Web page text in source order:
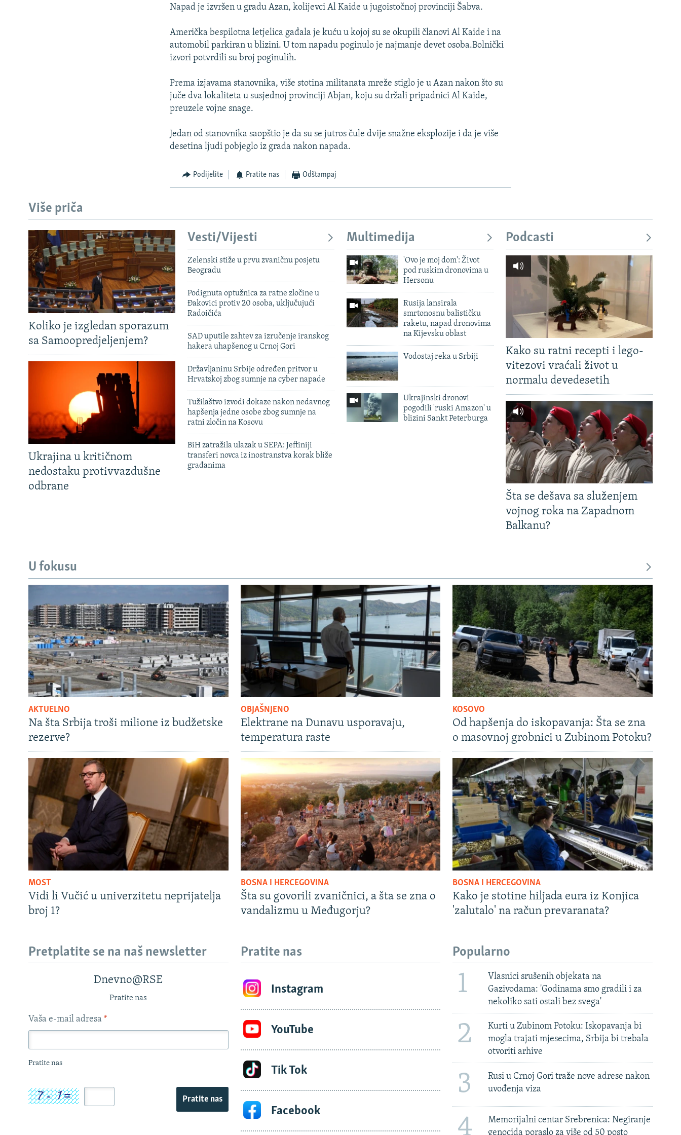
NASTANAK I RASPAD JUGOSLAVIJE
Napad je izvršen u gradu Azan, kolijevci Al Kaide u jugoistočnoj provinciji Šabva.
Američka bespilotna letjelica gađala je kuću u kojoj su se okupili članovi Al Kaide i na
automobil parkiran u blizini. U tom napadu poginulo je najmanje devet osoba.Bolnički
izvori potvrdili su broj poginulih.
Prema izjavama stanovnika, više stotina militanata mreže stiglo je u Azan nakon što su
juče dva lokaliteta u susjednoj provinciji Abjan, koju su držali pripadnici Al Kaide,
preuzele vojne snage.
Jedan od stanovnika saopštio je da su se jutros čule dvije snažne eksplozije i da je više
desetina ljudi pobjeglo iz grada nakon napada.
Podijelite Pratite nas Odštampaj
Više priča
Koliko je izgledan sporazum
sa Samoopredjeljenjem?
Ukrajina u kritičnom
nedostaku protivvazdušne
odbrane
Vesti/Vijesti
Zelenski stiže u prvu zvaničnu posjetu
Beogradu
Podignuta optužnica za ratne zločine u
Đakovici protiv 20 osoba, uključujući
Radoičića
SAD uputile zahtev za izručenje iranskog
hakera uhapšenog u Crnoj Gori
Državljaninu Srbije određen pritvor u
Hrvatskoj zbog sumnje na cyber napade
Tužilaštvo izvodi dokaze nakon nedavnog
hapšenja jedne osobe zbog sumnje na
ratni zločin na Kosovu
BiH zatražila ulazak u SEPA: Jeftiniji
transferi novca iz inostranstva korak bliže
građanima
Multimedija
'Ovo je moj dom': Život
pod ruskim dronovima u
Hersonu
Rusija lansirala
smrtonosnu balističku
raketu, napad dronovima
na Kijevsku oblast
Vodostaj reka u Srbiji
Ukrajinski dronovi
pogodili 'ruski Amazon' u
blizini Sankt Peterburga
Podcasti
Kako su ratni recepti i lego-
vitezovi vraćali život u
normalu devedesetih
Šta se dešava sa služenjem
vojnog roka na Zapadnom
Balkanu?
U fokusu
AKTUELNO
Na šta Srbija troši milione iz budžetske
rezerve?
OBJAŠNJENO
Elektrane na Dunavu usporavaju,
temperatura raste
KOSOVO
Od hapšenja do iskopavanja: Šta se zna
o masovnoj grobnici u Zubinom Potoku?
MOST
Vidi li Vučić u univerzitetu neprijatelja
broj 1?
BOSNA I HERCEGOVINA
Šta su govorili zvaničnici, a šta se zna o
vandalizmu u Međugorju?
BOSNA I HERCEGOVINA
Kako je stotine hiljada eura iz Konjica
'zalutalo' na račun prevaranata?
Pretplatite se na naš newsletter
Dnevno@RSE
Pratite nas
Vaša e-mail adresa *
Pratite nas
Pratite nas
Pratite nas
Instagram
YouTube
Tik Tok
Facebook
Popularno
1
Vlasnici srušenih objekata na
Gazivodama: 'Godinama smo gradili i za
nekoliko sati ostali bez svega'
2
Kurti u Zubinom Potoku: Iskopavanja bi
mogla trajati mjesecima, Srbija bi trebala
otvoriti arhive
3
Rusi u Crnoj Gori traže nove adrese nakon
uvođenja viza
4
Memorijalni centar Srebrenica: Negiranje
genocida poraslo za više od 50 posto